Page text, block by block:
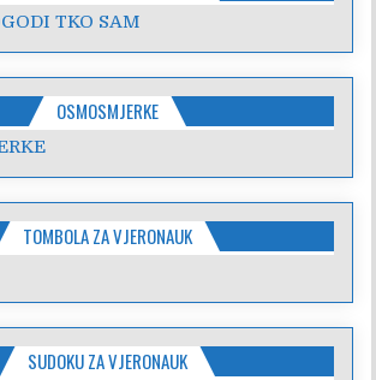
OSMOSMJERKE
TOMBOLA ZA VJERONAUK
SUDOKU ZA VJERONAUK